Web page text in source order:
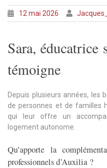
12 mai 2026
Sara,
témoigne
Depuis plusieurs années, les
de personnes et de familles
qui leur offre un
logement autonome.
Qu’apporte la
professionnels d’Auxilia ?